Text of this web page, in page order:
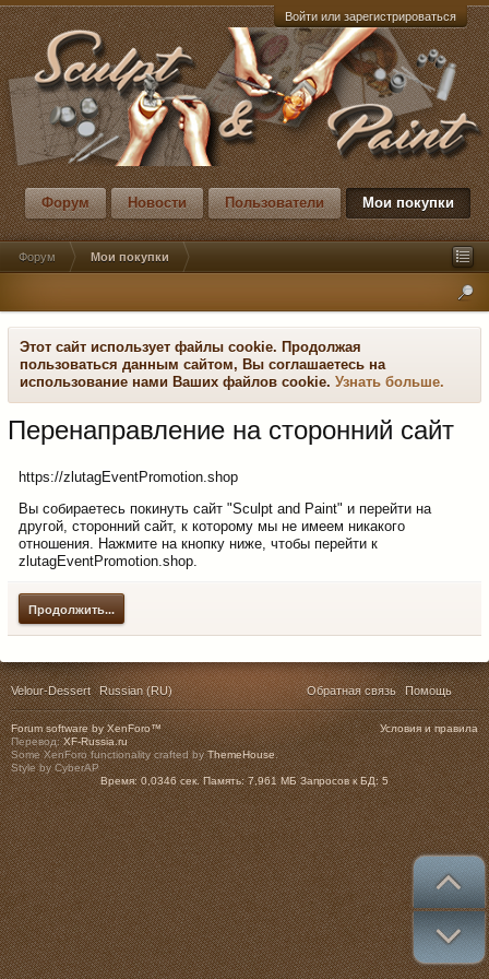
Войти или зарегистрироваться
Форум Новости Пользователи Мои покупки
Форум Мои покупки
Этот сайт использует файлы cookie. Продолжая
пользоваться данным сайтом, Вы соглашаетесь на
использование нами Ваших файлов cookie. Узнать больше.
Перенаправление на сторонний сайт
https://zlutagEventPromotion.shop
Вы собираетесь покинуть сайт "Sculpt and Paint" и перейти на
другой, сторонний сайт, к которому мы не имеем никакого
отношения. Нажмите на кнопку ниже, чтобы перейти к
zlutagEventPromotion.shop.
Продолжить...
Velour-Dessert Russian (RU) Обратная связь Помощь
Условия и правила
Forum software by XenForo™
Перевод:XF-Russia.ru
Some XenForo functionality crafted byThemeHouse.
Style by CyberAP
Время: 0,0346 сек. Память: 7,961 МБ Запросов к БД: 5